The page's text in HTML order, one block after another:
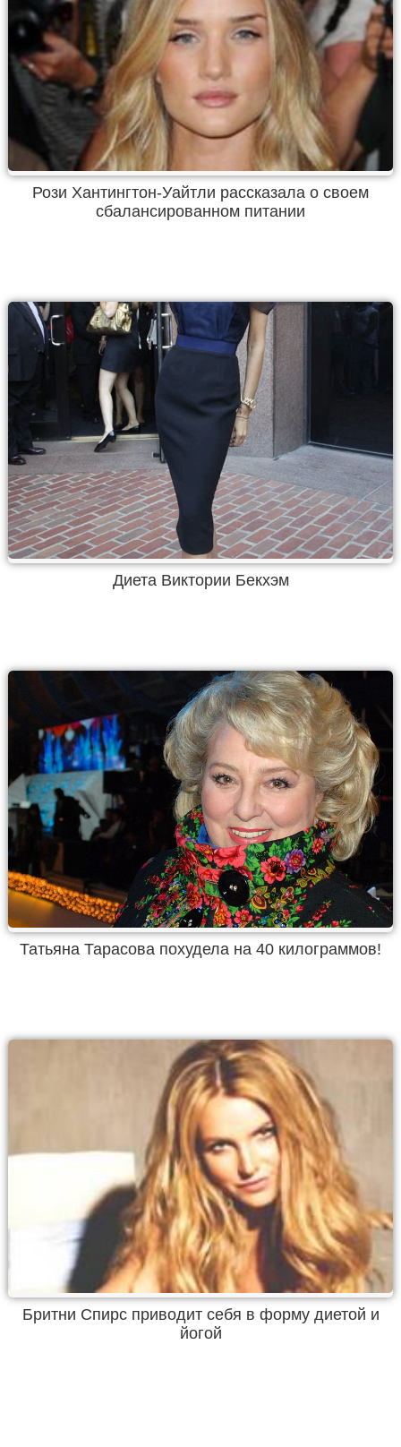
Рози Хантингтон-Уайтли рассказала о своем
сбалансированном питании
Диета Виктории Бекхэм
Татьяна Тарасова похудела на 40 килограммов!
Бритни Спирс приводит себя в форму диетой и
йогой